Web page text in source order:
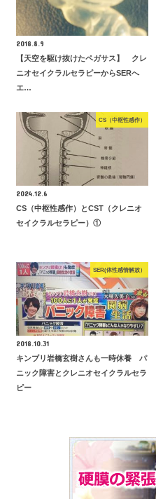
2018.8.9
【天空を駆け抜けたペガサス】 クレ
ニオセイクラルセラピーからSERへ
エ…
CS（中枢性感作）
2024.12.6
CS（中枢性感作）とCST（クレニオ
セイクラルセラピー）①
SER(体性感情解放）
2018.10.31
キンブリ岩橋玄樹さんも一時休養 パ
ニック障害とクレニオセイクラルセラ
ピー